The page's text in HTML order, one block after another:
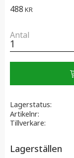
488 KR
Antal
Lagerstatus
Artikelnr
Tillverkare
Lagerställen